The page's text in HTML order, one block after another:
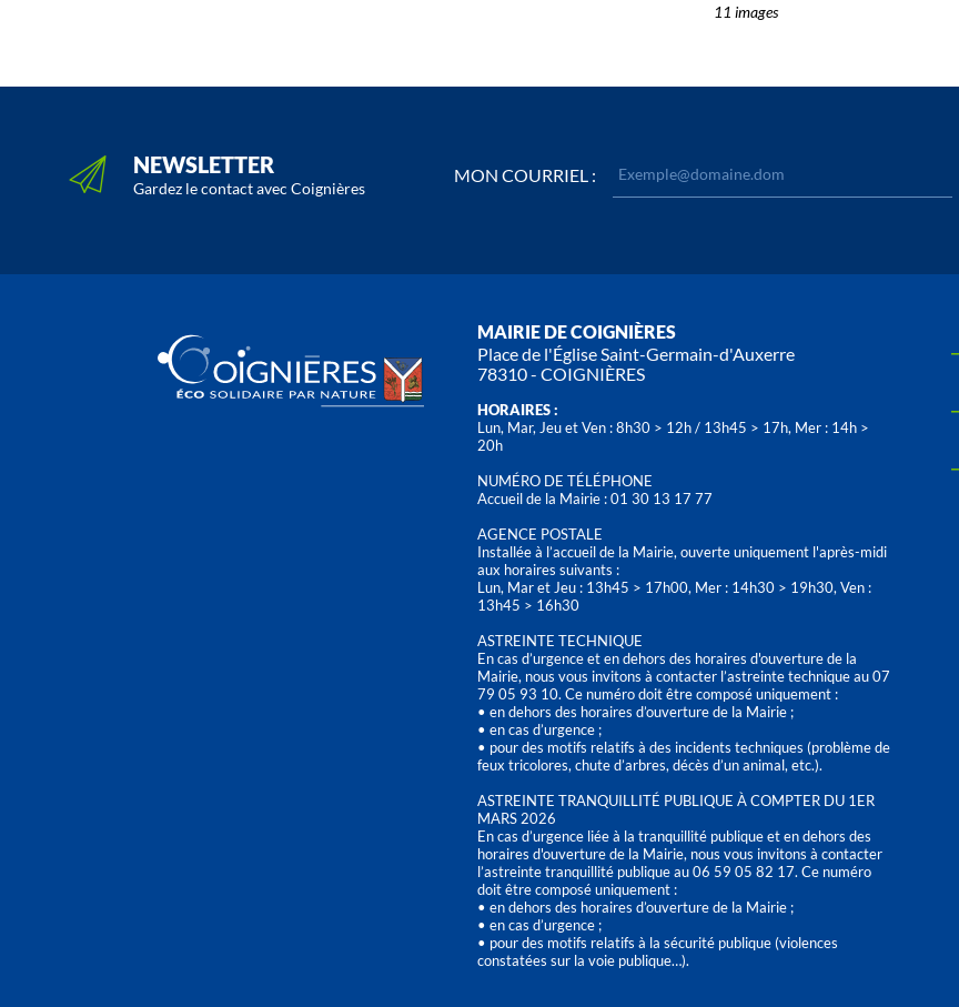
11 images
NEWSLETTER
Gardez le contact avec Coignières
MON COURRIEL :
MAIRIE DE COIGNIÈRES
Place de l'Église Saint-Germain-d'Auxerre
78310 - COIGNIÈRES
HORAIRES :
Lun, Mar, Jeu et Ven : 8h30 > 12h / 13h45 > 17h, Mer : 14h >
20h
NUMÉRO DE TÉLÉPHONE
Accueil de la Mairie : 01 30 13 17 77
AGENCE POSTALE
Installée à l’accueil de la Mairie, ouverte uniquement l'après-midi
aux horaires suivants :
Lun, Mar et Jeu : 13h45 > 17h00, Mer : 14h30 > 19h30, Ven :
13h45 > 16h30
ASTREINTE TECHNIQUE
En cas d’urgence et en dehors des horaires d'ouverture de la
Mairie, nous vous invitons à contacter l’astreinte technique au 07
79 05 93 10. Ce numéro doit être composé uniquement :
• en dehors des horaires d’ouverture de la Mairie ;
• en cas d’urgence ;
• pour des motifs relatifs à des incidents techniques (problème de
feux tricolores, chute d’arbres, décès d’un animal, etc.).
ASTREINTE TRANQUILLITÉ PUBLIQUE À COMPTER DU 1ER
MARS 2026
En cas d’urgence liée à la tranquillité publique et en dehors des
horaires d'ouverture de la Mairie, nous vous invitons à contacter
l’astreinte tranquillité publique au 06 59 05 82 17. Ce numéro
doit être composé uniquement :
• en dehors des horaires d’ouverture de la Mairie ;
• en cas d’urgence ;
• pour des motifs relatifs à la sécurité publique (violences
constatées sur la voie publique…).